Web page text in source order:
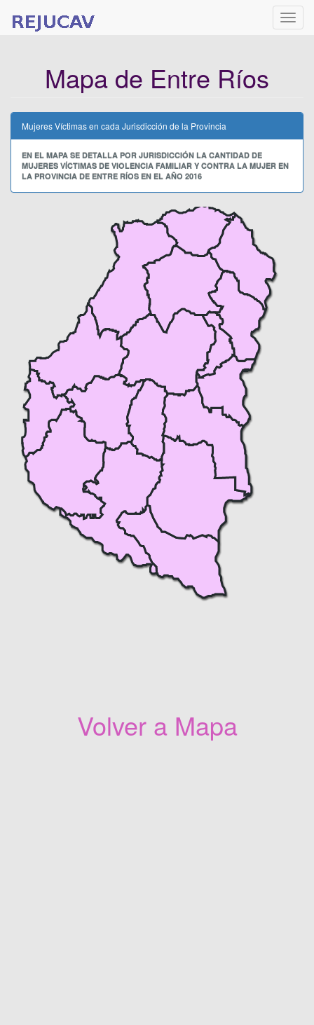
Mapa de Entre Ríos
Mujeres Víctimas en cada Jurisdicción de la Provincia
EN EL MAPA SE DETALLA POR JURISDICCIÓN LA CANTIDAD DE
MUJERES VÍCTIMAS DE VIOLENCIA FAMILIAR Y CONTRA LA MUJER EN
LA PROVINCIA DE ENTRE RÍOS EN EL AÑO 2016
Volver a Mapa